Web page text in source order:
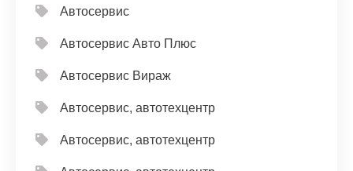
Автосервис
Автосервис Авто Плюс
Автосервис Вираж
Автосервис, автотехцентр
Автосервис, автотехцентр